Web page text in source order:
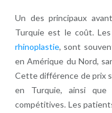
Un des principaux
Turquie est le coût.
rhinoplastie, sont
en Amérique du Nord,
Cette différence de prix
en Turquie, ainsi
compétitives. Les